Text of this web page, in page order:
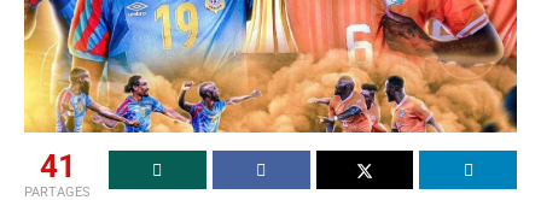
41
PARTAGES